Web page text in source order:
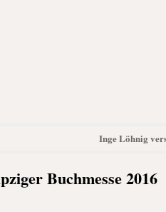
Inge Löhnig
Buchmesse 2016